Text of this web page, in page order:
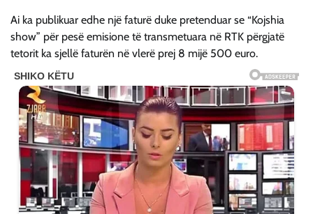
Ai ka publikuar edhe një faturë duke pretenduar se “Kojshia
show” për pesë emisione të transmetuara në RTK përgjatë
tetorit ka sjellë faturën në vlerë prej 8 mijë 500 euro.